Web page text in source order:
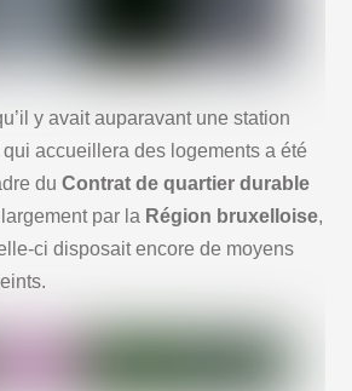
y avait auparavant une station
qui accueillera des logements a été
duContrat de quartier durable
par la Région bruxelloise,
ci disposait encore de moyens